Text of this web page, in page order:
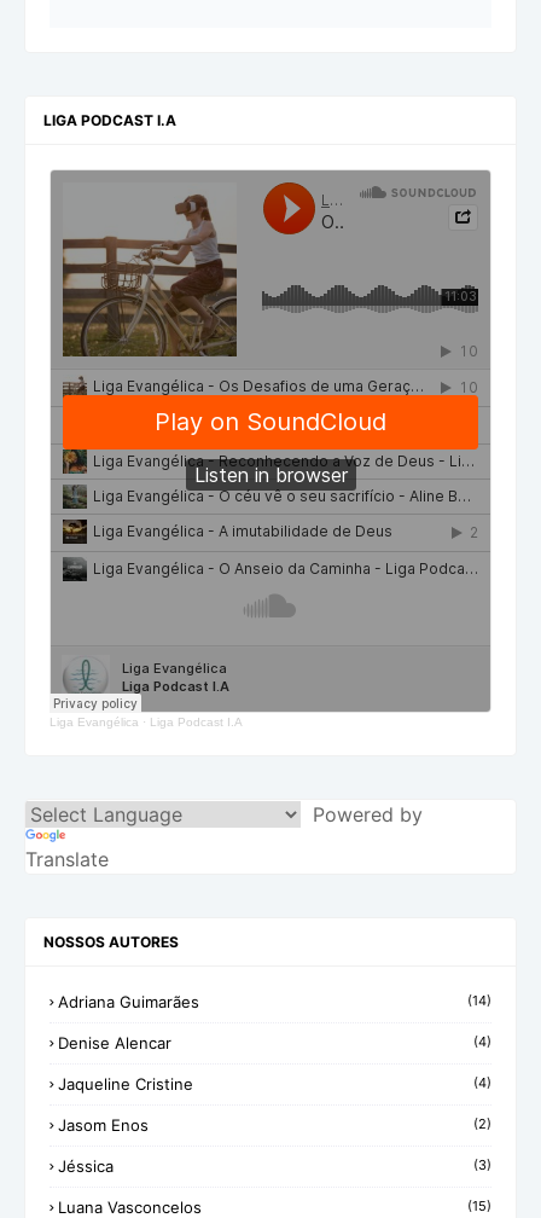
LIGA PODCAST I.A
Liga Evangélica · Liga Podcast I.A
Powered by
Translate
NOSSOS AUTORES
Adriana Guimarães (14)
Denise Alencar (4)
Jaqueline Cristine (4)
Jasom Enos (2)
Jéssica (3)
Luana Vasconcelos (15)